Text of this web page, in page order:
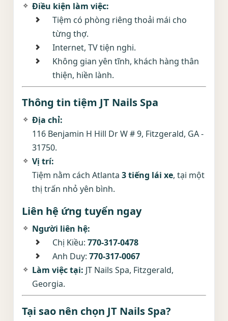
Điều kiện làm việc:
Tiệm có phòng riêng thoải mái cho
từng thợ.
Internet, TV tiện nghi.
Không gian yên tĩnh, khách hàng thân
thiện, hiền lành.
Thông tin tiệm JT Nails Spa
Địa chỉ:
116 Benjamin H Hill Dr W # 9, Fitzgerald, GA -
31750.
Vị trí:
Tiệm nằm cách Atlanta 3 tiếng lái xe, tại một
thị trấn nhỏ yên bình.
Liên hệ ứng tuyển ngay
Người liên hệ:
Chị Kiều: 770-317-0478
Anh Duy: 770-317-0067
Làm việc tại: JT Nails Spa, Fitzgerald,
Georgia.
Tại sao nên chọn JT Nails Spa?